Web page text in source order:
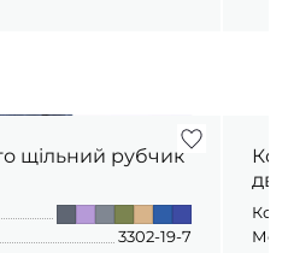
щільний рубчик
3302-19-7